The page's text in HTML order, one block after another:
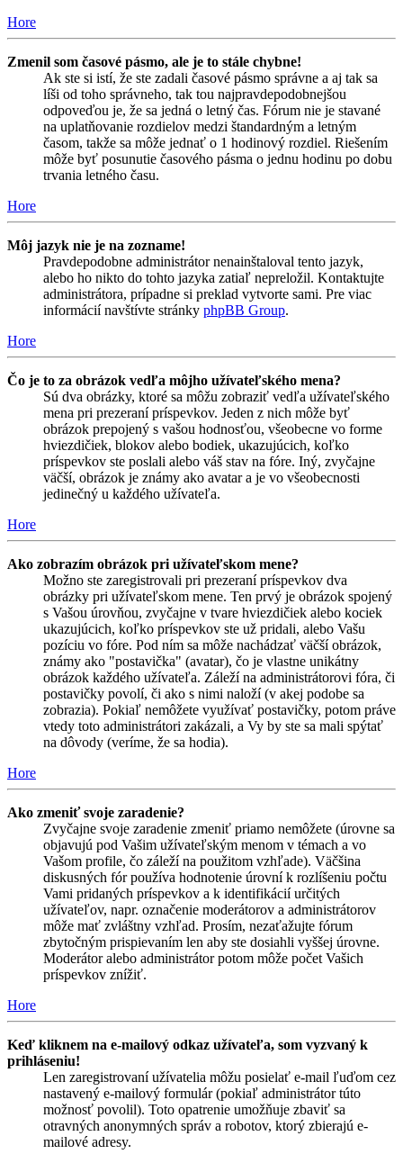
Hore
Zmenil som časové pásmo, ale je to stále chybne!
Ak ste si istí, že ste zadali časové pásmo správne a aj tak sa
líši od toho správneho, tak tou najpravdepodobnejšou
odpoveďou je, že sa jedná o letný čas. Fórum nie je stavané
na uplatňovanie rozdielov medzi štandardným a letným
časom, takže sa môže jednať o 1 hodinový rozdiel. Riešením
môže byť posunutie časového pásma o jednu hodinu po dobu
trvania letného času.
Hore
Môj jazyk nie je na zozname!
Pravdepodobne administrátor nenainštaloval tento jazyk,
alebo ho nikto do tohto jazyka zatiaľ nepreložil. Kontaktujte
administrátora, prípadne si preklad vytvorte sami. Pre viac
informácií navštívte stránky phpBB Group.
Hore
Čo je to za obrázok vedľa môjho užívateľského mena?
Sú dva obrázky, ktoré sa môžu zobraziť vedľa užívateľského
mena pri prezeraní príspevkov. Jeden z nich môže byť
obrázok prepojený s vašou hodnosťou, všeobecne vo forme
hviezdičiek, blokov alebo bodiek, ukazujúcich, koľko
príspevkov ste poslali alebo váš stav na fóre. Iný, zvyčajne
väčší, obrázok je známy ako avatar a je vo všeobecnosti
jedinečný u každého užívateľa.
Hore
Ako zobrazím obrázok pri užívateľskom mene?
Možno ste zaregistrovali pri prezeraní príspevkov dva
obrázky pri užívateľskom mene. Ten prvý je obrázok spojený
s Vašou úrovňou, zvyčajne v tvare hviezdičiek alebo kociek
ukazujúcich, koľko príspevkov ste už pridali, alebo Vašu
pozíciu vo fóre. Pod ním sa môže nachádzať väčší obrázok,
známy ako "postavička" (avatar), čo je vlastne unikátny
obrázok každého užívateľa. Záleží na administrátorovi fóra, či
postavičky povolí, či ako s nimi naloží (v akej podobe sa
zobrazia). Pokiaľ nemôžete využívať postavičky, potom práve
vtedy toto administrátori zakázali, a Vy by ste sa mali spýtať
na dôvody (veríme, že sa hodia).
Hore
Ako zmeniť svoje zaradenie?
Zvyčajne svoje zaradenie zmeniť priamo nemôžete (úrovne sa
objavujú pod Vašim užívateľským menom v témach a vo
Vašom profile, čo záleží na použitom vzhľade). Väčšina
diskusných fór používa hodnotenie úrovní k rozlíšeniu počtu
Vami pridaných príspevkov a k identifikácií určitých
užívateľov, napr. označenie moderátorov a administrátorov
môže mať zvláštny vzhľad. Prosím, nezaťažujte fórum
zbytočným prispievaním len aby ste dosiahli vyššej úrovne.
Moderátor alebo administrátor potom môže počet Vašich
príspevkov znížiť.
Hore
Keď kliknem na e-mailový odkaz užívateľa, som vyzvaný k
prihláseniu!
Len zaregistrovaní užívatelia môžu posielať e-mail ľuďom cez
nastavený e-mailový formulár (pokiaľ administrátor túto
možnosť povolil). Toto opatrenie umožňuje zbaviť sa
otravných anonymných správ a robotov, ktorý zbierajú e-
mailové adresy.